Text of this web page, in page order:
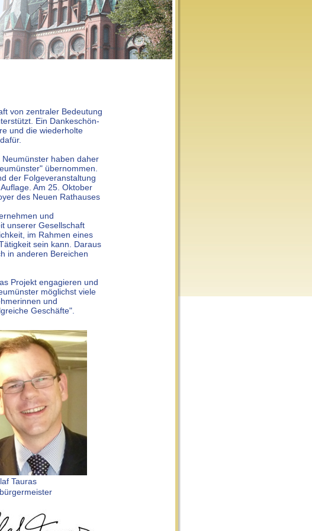
von zentraler Bedeutung
Ein Dankeschön-
und die wiederholte
haben daher
übernommen.
der Folgeveranstaltung
Am 25. Oktober
des Neuen Rathauses
und
unserer Gesellschaft
im Rahmen eines
sein kann. Daraus
in anderen Bereichen
Projekt engagieren und
möglichst viele
und
Geschäfte".
Tauras